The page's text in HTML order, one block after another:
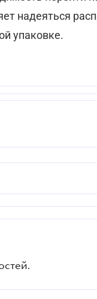
надеяться
упаковке.